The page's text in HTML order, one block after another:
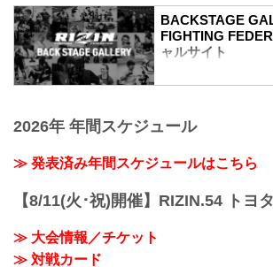
RIZIN MMAルール：
（LOSE）昇侍 vs.
2R 1分19秒 TKO（
RIZIN MMAルール：
3R 判定 （3-0）
第12試合／スペシャ
BACKSTAGE
FIGHTING
ャルサイト
BACKSTAGE
イジン ファイティン
いきます。
2026年 年間スケジュール
≫ 発表済み年間スケジュールはこちら
【8/11(火･祝)開催】RIZIN.54 トヨ
≫ 大会情報／チケット
≫ 対戦カード